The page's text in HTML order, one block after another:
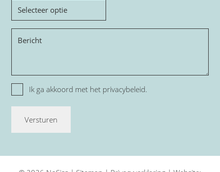
Onderwerp
PrivacyIk ga akkoord met het privacybeleid.